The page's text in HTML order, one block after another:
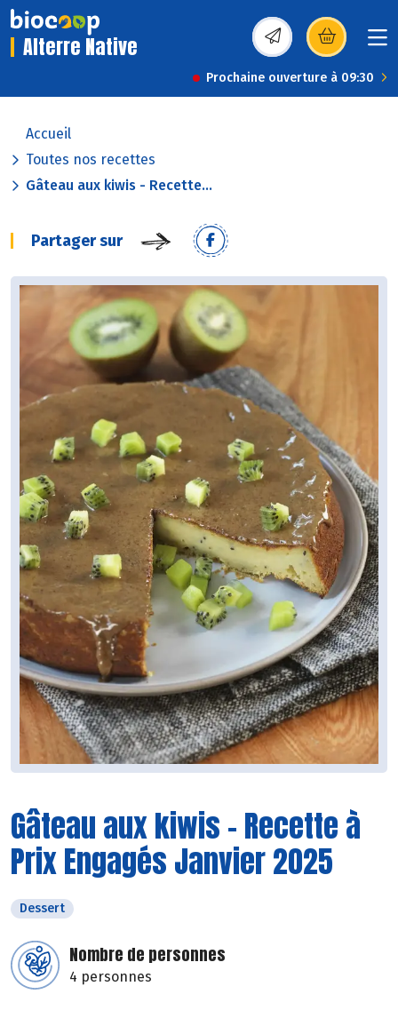
Alterre Native (s’ouvre dans une
Prochaine ouverture à 09:30
Accueil
Toutes nos recettes
Gâteau aux kiwis - Recette...
Partager sur
Gâteau aux kiwis - Recette à
Prix Engagés Janvier 2025
Dessert
Nombre de personnes
4 personnes